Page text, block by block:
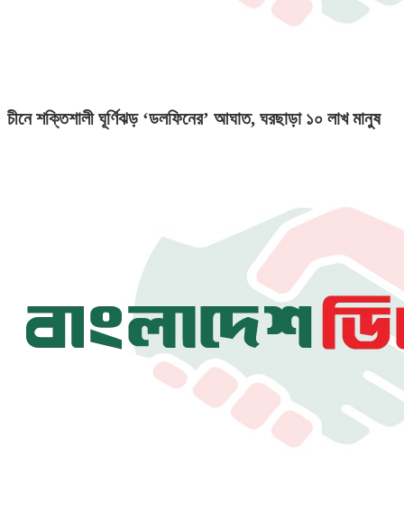
চীনে শক্তিশালী ঘূর্ণিঝড় ‘ডলফিনের’ আঘাত, ঘরছাড়া ১০ লাখ মানুষ